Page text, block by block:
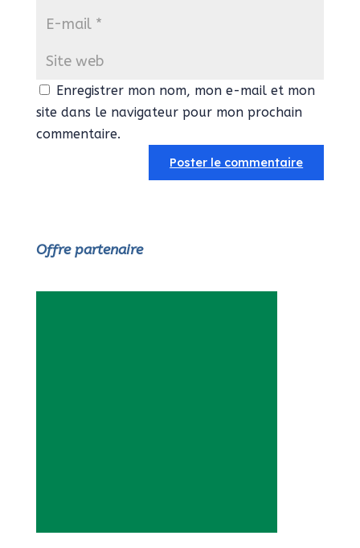
Enregistrer mon nom, mon e-mail et mon
site dans le navigateur pour mon prochain
commentaire.
Offre partenaire